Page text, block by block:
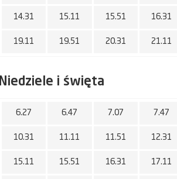
14.31 15.11 15.51 16.31
19.11 19.51 20.31 21.11
Niedziele i święta
6.27 6.47 7.07 7.47
10.31 11.11 11.51 12.31
15.11 15.51 16.31 17.11